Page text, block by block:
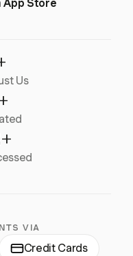
App Store
Us
VIA
Credit Cards